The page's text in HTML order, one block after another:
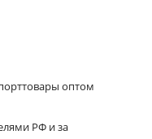
оптом
РФ и за